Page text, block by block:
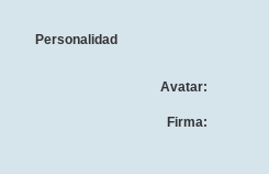
Personalidad
Avatar:
Firma: